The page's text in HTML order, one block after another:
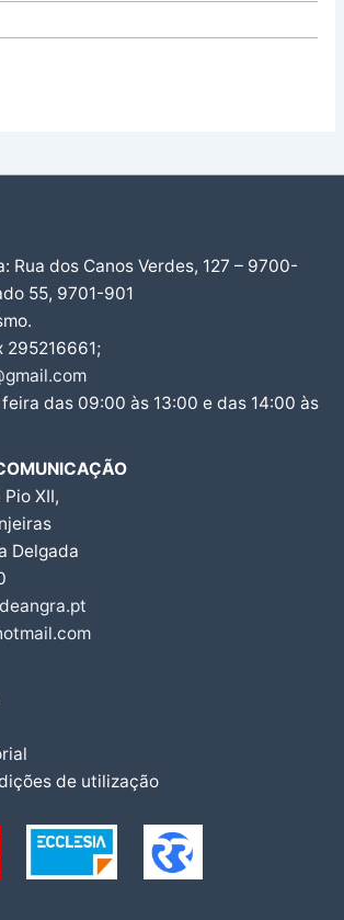
Rua dos Canos Verdes, 127 – 9700-
55, 9701-901
295216661;
feira das 09:00 às 13:00 e das 14:00 às
XII,
Delgada
de utilização